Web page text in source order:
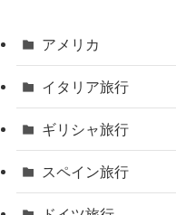
アメリカ
イタリア旅行
ギリシャ旅行
スペイン旅行